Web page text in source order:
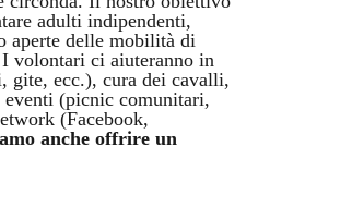
adulti indipendenti,
aperte delle mobilità di
volontari ci aiuteranno in
gite, ecc.), cura dei cavalli,
(picnic comunitari,
(Facebook,
anche offrire un